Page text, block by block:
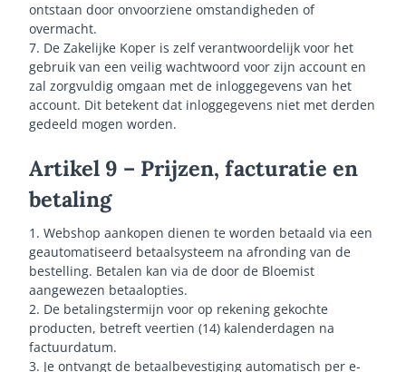
ontstaan door onvoorziene omstandigheden of
overmacht.
7. De Zakelijke Koper is zelf verantwoordelijk voor het
gebruik van een veilig wachtwoord voor zijn account en
zal zorgvuldig omgaan met de inloggegevens van het
account. Dit betekent dat inloggegevens niet met derden
gedeeld mogen worden.
Artikel 9 – Prijzen, facturatie en
betaling
1. Webshop aankopen dienen te worden betaald via een
geautomatiseerd betaalsysteem na afronding van de
bestelling. Betalen kan via de door de Bloemist
aangewezen betaalopties.
2. De betalingstermijn voor op rekening gekochte
producten, betreft veertien (14) kalenderdagen na
factuurdatum.
3. Je ontvangt de betaalbevestiging automatisch per e-